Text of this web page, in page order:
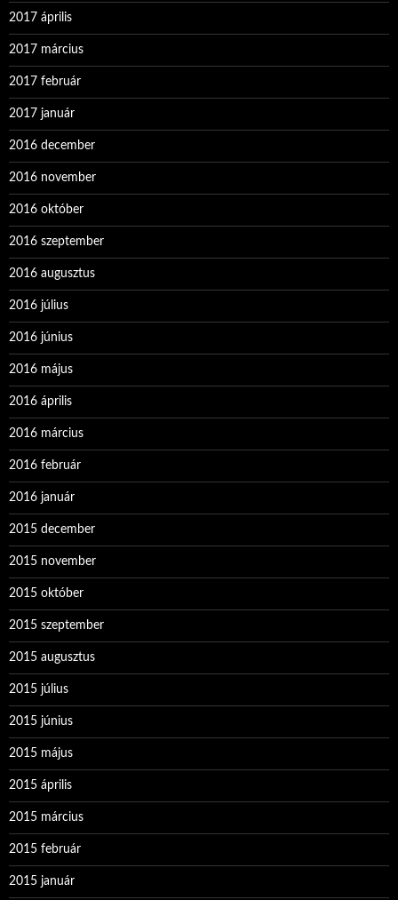
2017 április
2017 március
2017 február
2017 január
2016 december
2016 november
2016 október
2016 szeptember
2016 augusztus
2016 július
2016 június
2016 május
2016 április
2016 március
2016 február
2016 január
2015 december
2015 november
2015 október
2015 szeptember
2015 augusztus
2015 július
2015 június
2015 május
2015 április
2015 március
2015 február
2015 január